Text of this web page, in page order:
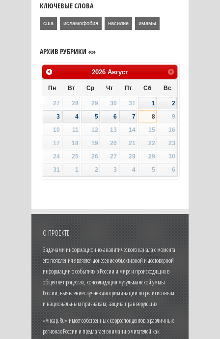
КЛЮЧЕВЫЕ СЛОВА
сша исламофобия насилие имамы
АРХИВ РУБРИКИ «»
2026 Август
Пн Вт Ср Чт Пт Сб Вс
27 28 29 30 31 1
2
3
4 5 6 7 8
9
10
11 12 13 14 15
16
17
18 19 20 21 22
23
24
25 26 27 28 29
30
31
1 2 3 4 5 6
О ПРОЕКТЕ
Задачами информационно-аналитического канала с момента
его появления является донесение объективной и достоверной
информации о событиях в России и мире и происходящих в
обществе процессах, консолидация мусульманской уммы
России, выявление случаев дискриминации по религиозным
и национальным признакам, защита прав верующих.
«Ансар.Ru» имеет собственных корреспондентов в различных
регионах России и предлагает вниманию читателей как